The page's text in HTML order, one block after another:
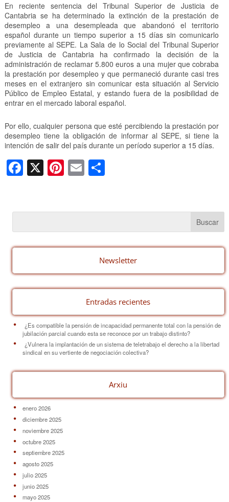
En reciente sentencia del Tribunal Superior de Justicia de
Cantabria se ha determinado la extinción de la prestación de
desempleo a una desempleada que abandonó el territorio
español durante un tiempo superior a 15 días sin comunicarlo
previamente al SEPE. La Sala de lo Social del Tribunal Superior
de Justicia de Cantabria ha confirmado la decisión de la
administración de reclamar 5.800 euros a una mujer que cobraba
la prestación por desempleo y que permaneció durante casi tres
meses en el extranjero sin comunicar esta situación al Servicio
Público de Empleo Estatal, y estando fuera de la posibilidad de
entrar en el mercado laboral español.
Por ello, cualquier persona que esté percibiendo la prestación por
desempleo tiene la obligación de informar al SEPE, si tiene la
intención de salir del país durante un período superior a 15 días.
F
a
e
b
o
k
X Pi
nt
e
st
E
m
C
p
ar
tir
Newsletter
Entradas recientes
¿Es compatible la pensión de incapacidad permanente total con la pensión de
jubilación parcial cuando esta se reconoce por un trabajo distinto?
¿Vulnera la implantación de un sistema de teletrabajo el derecho a la libertad
sindical en su vertiente de negociación colectiva?
Arxiu
enero 2026
diciembre 2025
noviembre 2025
octubre 2025
septiembre 2025
agosto 2025
julio 2025
junio 2025
mayo 2025